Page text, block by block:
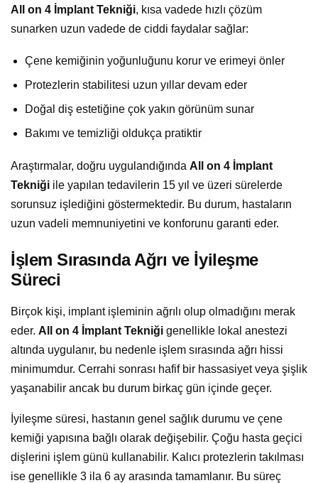
All on 4 İmplant Tekniği, kısa vadede hızlı çözüm
sunarken uzun vadede de ciddi faydalar sağlar:
Çene kemiğinin yoğunluğunu korur ve erimeyi önler
Protezlerin stabilitesi uzun yıllar devam eder
Doğal diş estetiğine çok yakın görünüm sunar
Bakımı ve temizliği oldukça pratiktir
Araştırmalar, doğru uygulandığında All on 4 İmplant
Tekniği ile yapılan tedavilerin 15 yıl ve üzeri sürelerde
sorunsuz işlediğini göstermektedir. Bu durum, hastaların
uzun vadeli memnuniyetini ve konforunu garanti eder.
İşlem Sırasında Ağrı ve İyileşme
Süreci
Birçok kişi, implant işleminin ağrılı olup olmadığını merak
eder. All on 4 İmplant Tekniği genellikle lokal anestezi
altında uygulanır, bu nedenle işlem sırasında ağrı hissi
minimumdur. Cerrahi sonrası hafif bir hassasiyet veya şişlik
yaşanabilir ancak bu durum birkaç gün içinde geçer.
İyileşme süresi, hastanın genel sağlık durumu ve çene
kemiği yapısına bağlı olarak değişebilir. Çoğu hasta geçici
dişlerini işlem günü kullanabilir. Kalıcı protezlerin takılması
ise genellikle 3 ila 6 ay arasında tamamlanır. Bu süreç